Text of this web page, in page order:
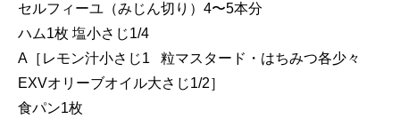
セルフィーユ（みじん切り）4〜5本分
ハム1枚 塩小さじ1/4
A［レモン汁小さじ1 粒マスタード・はちみつ各少々
EXVオリーブオイル大さじ1/2］
食パン1枚